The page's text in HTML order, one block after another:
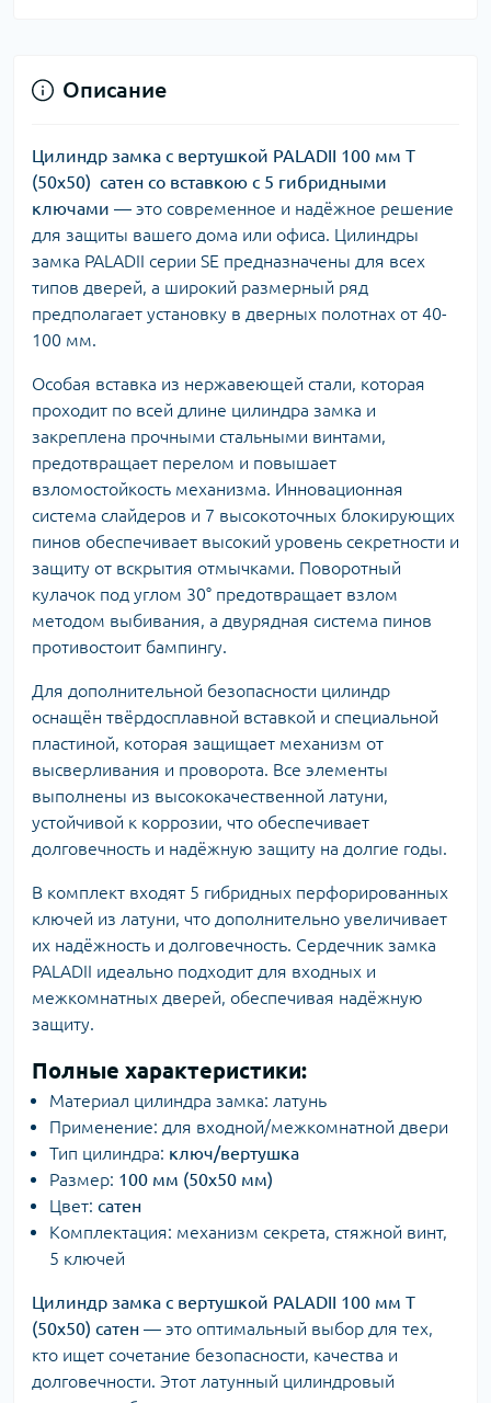
Описание
Цилиндр замка с вертушкой PALADII 100 мм Т
(50x50) сатен со вставкою с 5 гибридными
ключами — это современное и надёжное решение
для защиты вашего дома или офиса. Цилиндры
замка PALADII серии SE предназначены для всех
типов дверей, а широкий размерный ряд
предполагает установку в дверных полотнах от 40-
100 мм.
Особая вставка из нержавеющей стали, которая
проходит по всей длине цилиндра замка и
закреплена прочными стальными винтами,
предотвращает перелом и повышает
взломостойкость механизма. Инновационная
система слайдеров и 7 высокоточных блокирующих
пинов обеспечивает высокий уровень секретности и
защиту от вскрытия отмычками. Поворотный
кулачок под углом 30° предотвращает взлом
методом выбивания, а двурядная система пинов
противостоит бампингу.
Для дополнительной безопасности цилиндр
оснащён твёрдосплавной вставкой и специальной
пластиной, которая защищает механизм от
высверливания и проворота. Все элементы
выполнены из высококачественной латуни,
устойчивой к коррозии, что обеспечивает
долговечность и надёжную защиту на долгие годы.
В комплект входят 5 гибридных перфорированных
ключей из латуни, что дополнительно увеличивает
их надёжность и долговечность. Сердечник замка
PALADII идеально подходит для входных и
межкомнатных дверей, обеспечивая надёжную
защиту.
Полные характеристики:
Материал цилиндра замка: латунь
Применение: для входной/межкомнатной двери
Тип цилиндра: ключ/вертушка
Размер: 100 мм (50x50 мм)
Цвет: сатен
Комплектация: механизм секрета, стяжной винт,
5 ключей
Цилиндр замка с вертушкой PALADII 100 мм Т
(50x50) сатен — это оптимальный выбор для тех,
кто ищет сочетание безопасности, качества и
долговечности. Этот латунный цилиндровый